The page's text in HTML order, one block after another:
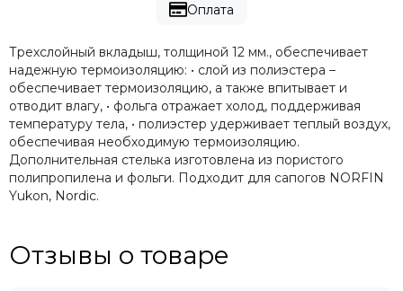
Оплата
Трехслойный вкладыш, толщиной 12 мм., обеспечивает
надежную термоизоляцию: • слой из полиэстера –
обеспечивает термоизоляцию, а также впитывает и
отводит влагу, • фольга отражает холод, поддерживая
температуру тела, • полиэстер удерживает теплый воздух,
обеспечивая необходимую термоизоляцию.
Дополнительная стелька изготовлена из пористого
полипропилена и фольги. Подходит для cапогoв NORFIN
Yukon, Nordic.
Отзывы о товаре